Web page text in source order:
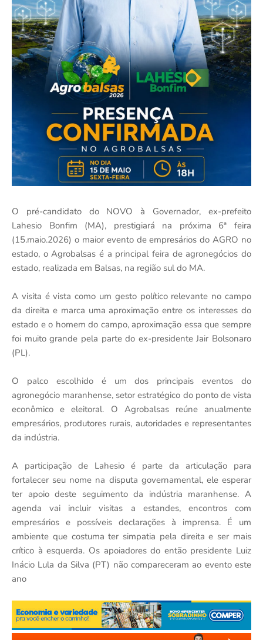
O pré-candidato do NOVO à Governador, ex-prefeito
Lahesio Bonfim (MA), prestigiará na próxima 6ª feira
(15.maio.2026) o maior evento de empresários do AGRO no
estado, o Agrobalsas é a principal feira de agronegócios do
estado, realizada em Balsas, na região sul do MA.
A visita é vista como um gesto político relevante no campo
da direita e marca uma aproximação entre os interesses do
estado e o homem do campo, aproximação essa que sempre
foi muito grande pela parte do ex-presidente Jair Bolsonaro
(PL).
O palco escolhido é um dos principais eventos do
agronegócio maranhense, setor estratégico do ponto de vista
econômico e eleitoral. O Agrobalsas reúne anualmente
empresários, produtores rurais, autoridades e representantes
da indústria.
A participação de Lahesio é parte da articulação para
fortalecer seu nome na disputa governamental, ele esperar
ter apoio deste seguimento da indústria maranhense. A
agenda vai incluir visitas a estandes, encontros com
empresários e possíveis declarações à imprensa. É um
ambiente que costuma ter simpatia pela direita e ser mais
crítico à esquerda. Os apoiadores do então presidente Luiz
Inácio Lula da Silva (PT) não compareceram ao evento este
ano